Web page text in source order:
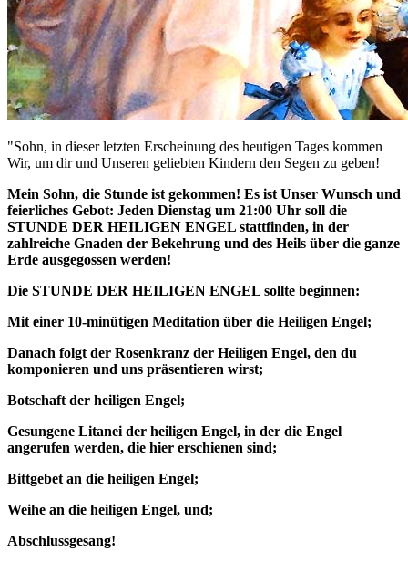
"Sohn, in dieser letzten Erscheinung des heutigen Tages kommen
Wir, um dir und Unseren geliebten Kindern den Segen zu geben!
Mein Sohn, die Stunde ist gekommen! Es ist Unser Wunsch und
feierliches Gebot: Jeden Dienstag um 21:00 Uhr soll die
STUNDE DER HEILIGEN ENGEL stattfinden, in der
zahlreiche Gnaden der Bekehrung und des Heils über die ganze
Erde ausgegossen werden!
Die STUNDE DER HEILIGEN ENGEL sollte beginnen:
Mit einer 10-minütigen Meditation über die Heiligen Engel;
Danach folgt der Rosenkranz der Heiligen Engel, den du
komponieren und uns präsentieren wirst;
Botschaft der heiligen Engel;
Gesungene Litanei der heiligen Engel, in der die Engel
angerufen werden, die hier erschienen sind;
Bittgebet an die heiligen Engel;
Weihe an die heiligen Engel, und;
Abschlussgesang!